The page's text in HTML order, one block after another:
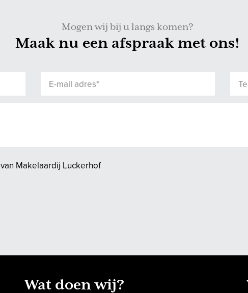
Mogen wij bij u langs komen?
Maak nu een afspraak met ons!
van Makelaardij Luckerhof
Wat doen wij?